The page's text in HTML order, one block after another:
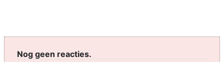
Nog geen reacties.